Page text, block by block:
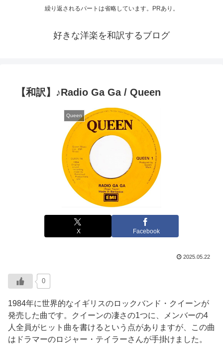
繰り返されるパートは省略しています。PRあり。
好きな洋楽を和訳するブログ
【和訳】♪Radio Ga Ga / Queen
Queen
X Facebook
2025.05.22
0
1984年に世界的なイギリスのロックバンド・クイーンが
発売した曲です。クイーンの凄さの1つに、メンバーの4
人全員がヒット曲を書けるという点がありますが、この曲
はドラマーのロジャー・テイラーさんが手掛けました。